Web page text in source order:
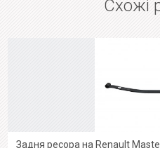
Схожі
Задня ресора на Renault